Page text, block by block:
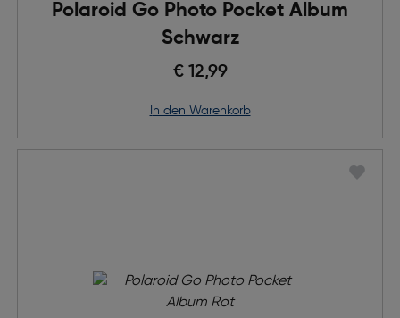
Polaroid Go Photo Pocket Album
Schwarz
€ 12,99
in den Warenkorb